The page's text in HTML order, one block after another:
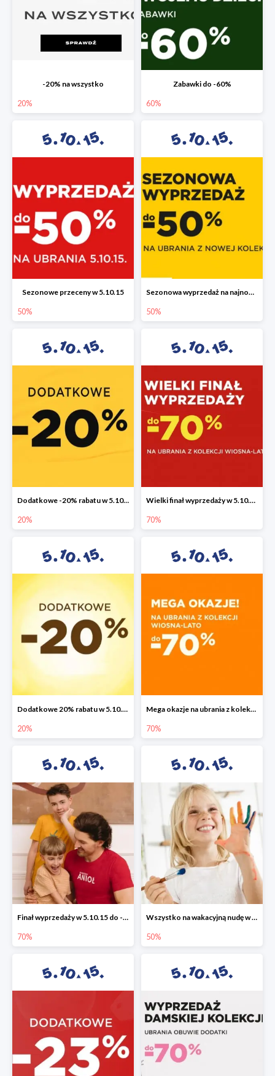
-20% na wszystko
20%
Zabawki do -60%
60%
Sezonowe przeceny w 5.10.15
50%
Sezonowa wyprzedaż na najnowszą kolekcję do -50%
50%
Dodatkowe -20% rabatu w 5.10.15
20%
Wielki finał wyprzedaży w 5.10.15 do -70%
70%
Dodatkowe 20% rabatu w 5.10.15
20%
Mega okazje na ubrania z kolekcji wiosna-lato do -70%
70%
Finał wyprzedaży w 5.10.15 do -70%
70%
Wszystko na wakacyjną nudę w 5.10.15 - gry i zabawki do -50%
50%